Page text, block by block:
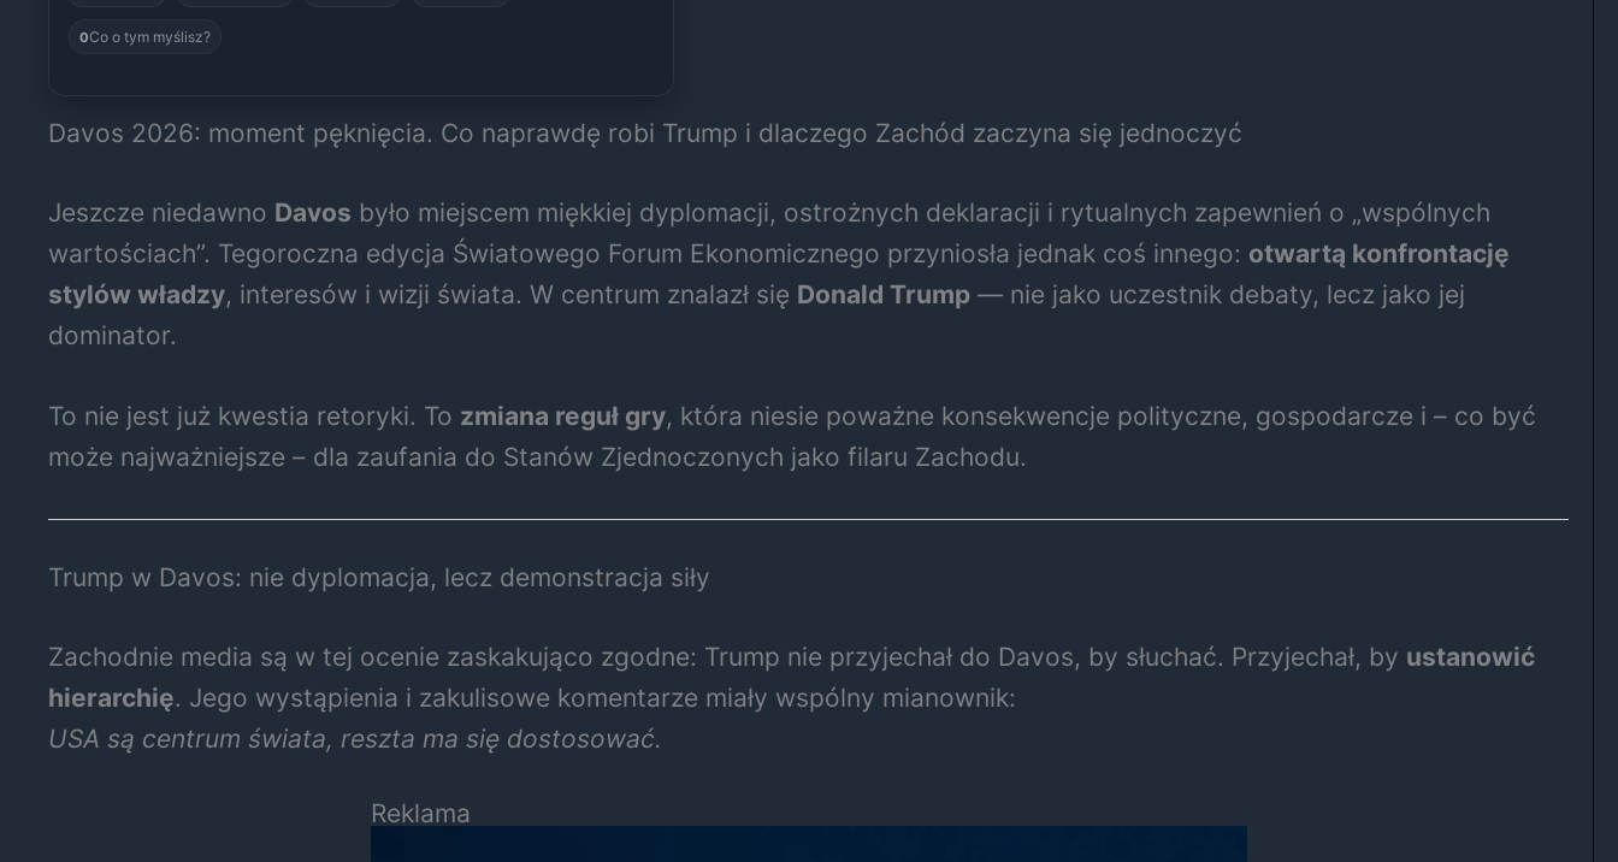
0Co o tym myślisz?
Davos 2026: moment pęknięcia. Co naprawdę robi Trump i dlaczego Zachód zaczyna się jednoczyć
Jeszcze niedawno Davos było miejscem miękkiej dyplomacji, ostrożnych deklaracji i rytualnych zapewnień o „wspólnych
wartościach”. Tegoroczna edycja Światowego Forum Ekonomicznego przyniosła jednak coś innego: otwartą konfrontację
stylów władzy, interesów i wizji świata. W centrum znalazł się Donald Trump — nie jako uczestnik debaty, lecz jako jej
dominator.
To nie jest już kwestia retoryki. To zmiana reguł gry, która niesie poważne konsekwencje polityczne, gospodarcze i – co być
może najważniejsze – dla zaufania do Stanów Zjednoczonych jako filaru Zachodu.
Trump w Davos: nie dyplomacja, lecz demonstracja siły
Zachodnie media są w tej ocenie zaskakująco zgodne: Trump nie przyjechał do Davos, by słuchać. Przyjechał, by ustanowić
hierarchię. Jego wystąpienia i zakulisowe komentarze miały wspólny mianownik:
USA są centrum świata, reszta ma się dostosować.
Reklama